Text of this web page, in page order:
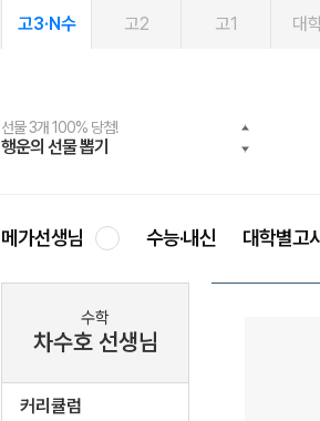
고3·N수 고2 고1 대
선물 3개 100% 당첨!
행운의 선물 뽑기
선물 100% 증정!
메가스터디 X 올리브
여름방학 스터디 캐시백
메가런 썸머스쿨
2027 러셀 단과
강사 공개선발
스마트러닝앱
설문 EVENT
메가패스
3일 무료 체험권
메가패스 수강생 무료혜택!
메가클럽 멤버십
사회공헌 캠페인
희망이룸 메가나눔
메가선생님 수능·내신 대학별고
수학
차수호 선생님
커리큘럼